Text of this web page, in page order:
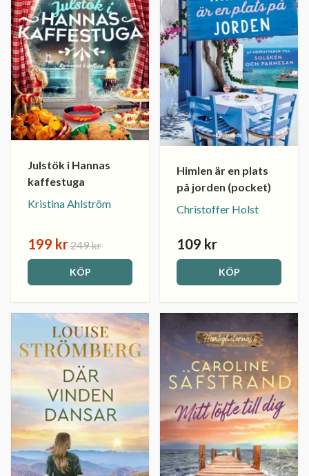
Julstök i Hannas
kaffestuga
Kristina Ahlström
199 kr249 kr
KÖP
Himlen är en plats
på jorden (pocket)
Christoffer Holst
109 kr
KÖP